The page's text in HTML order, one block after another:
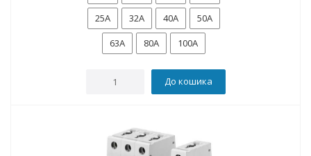
25А
32А 40А
50А
63А
80А 100А
До кошика